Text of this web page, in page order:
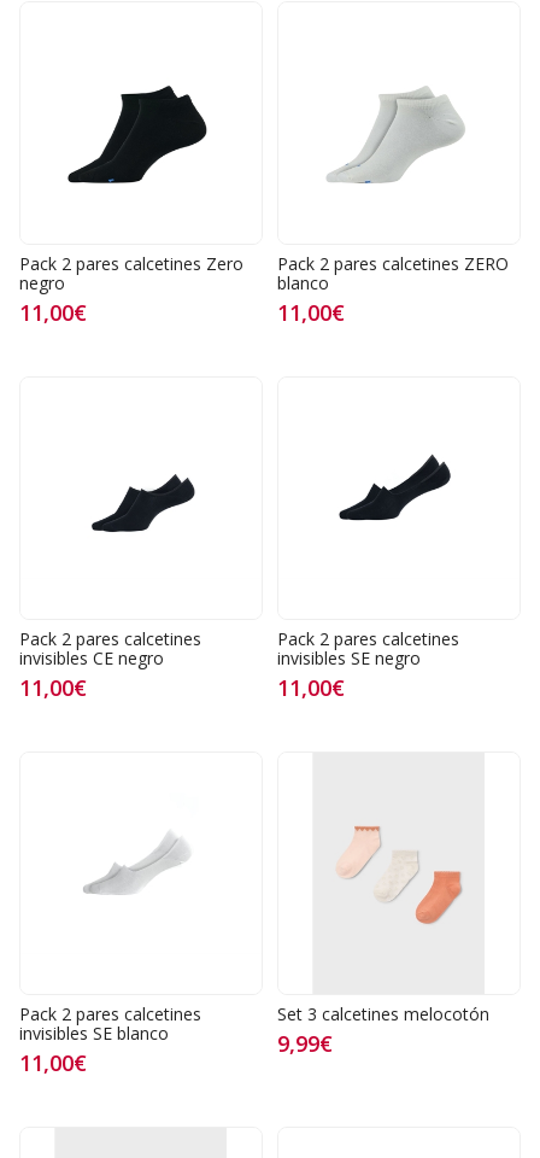
Pack 2 pares calcetines Zero
negro
11,00€
Pack 2 pares calcetines ZERO
blanco
11,00€
Pack 2 pares calcetines
invisibles CE negro
11,00€
Pack 2 pares calcetines
invisibles SE negro
11,00€
Pack 2 pares calcetines
invisibles SE blanco
11,00€
Set 3 calcetines melocotón
9,99€